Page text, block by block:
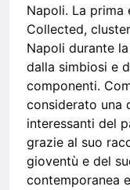
Napoli. La prima
Collected,
Napoli durante
dalla simbiosi e
componenti.
considerato una
interessanti del
grazie al suo
gioventù e del
contemporanea